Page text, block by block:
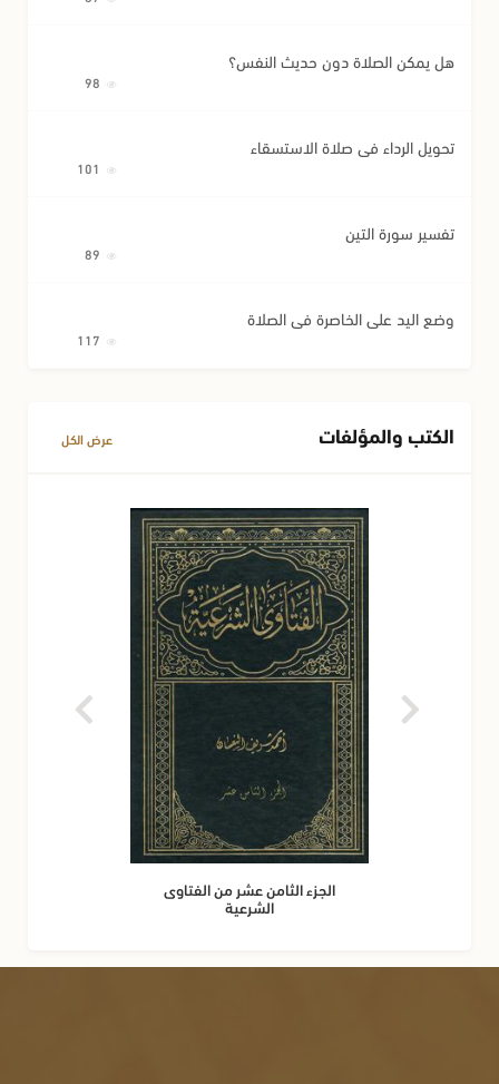
هل يمكن الصلاة دون حديث النفس؟
تحويل الرداء في صلاة الاستسقاء
تفسير سورة التين
وضع اليد على الخاصرة في الصلاة
الكتب والمؤلفات عرض الكل
الجزء الثامن عشر من الفتاوى
الشرعية